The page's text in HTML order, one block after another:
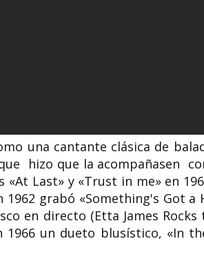
una cantante clásica de
hizo que la acompañasen
«At Last» y «Trust in me» en
1962 grabó «Something's Got
en directo (Etta James
1966 un dueto blusístico, «In